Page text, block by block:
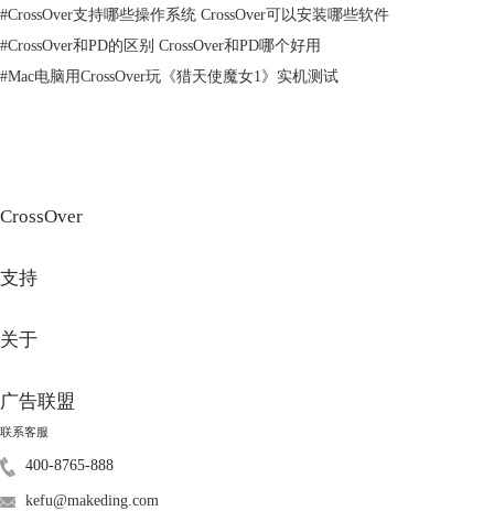
现在也支持GOG、360游戏平台、战网国服和其他平台。CrossOver也支持
多种游戏和模拟器软件，比如《生化危机安魂曲》、《零 红蝶重制版》
和PPSSPP等。接下来就演示实际表现。
1、Steam平台
#CrossOver支持哪些操作系统 CrossOver可以安装哪些软件
#CrossOver和PD的区别 CrossOver和PD哪个好用
#Mac电脑用CrossOver玩《猎天使魔女1》实机测试
CrossOver
支持
关于
广告联盟
联系客服
400-8765-888
kefu@makeding.com